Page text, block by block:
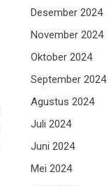
Desember 2024
November 2024
Oktober 2024
September 2024
Agustus 2024
Juli 2024
Juni 2024
Mei 2024